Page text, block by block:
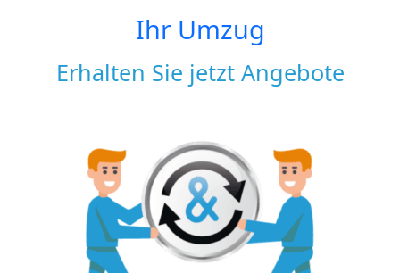
Ihr Umzug
Erhalten Sie jetzt Angebote